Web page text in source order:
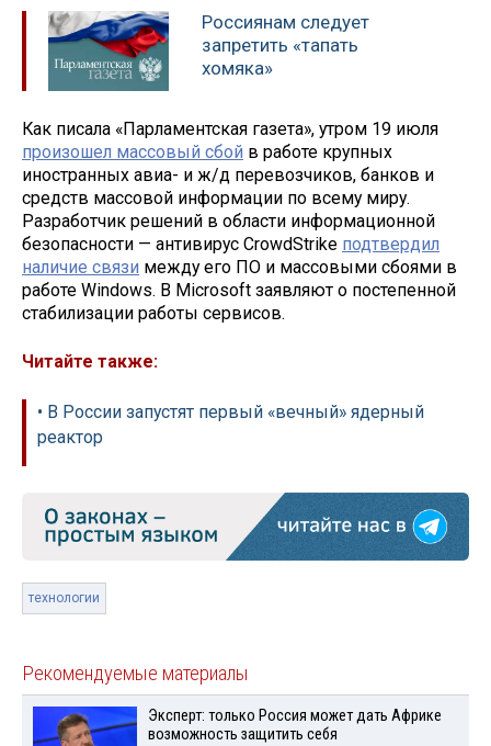
Россиянам следует
запретить «тапать
хомяка»
Как писала «Парламентская газета», утром 19 июля
произошел массовый сбой в работе крупных
иностранных авиа- и ж/д перевозчиков, банков и
средств массовой информации по всему миру.
Разработчик решений в области информационной
безопасности — антивирус CrowdStrike подтвердил
наличие связи между его ПО и массовыми сбоями в
работе Windows. В Microsoft заявляют о постепенной
стабилизации работы сервисов.
Читайте также:
• В России запустят первый «вечный» ядерный
реактор
технологии
Рекомендуемые материалы
Эксперт: только Россия может дать Африке
возможность защитить себя